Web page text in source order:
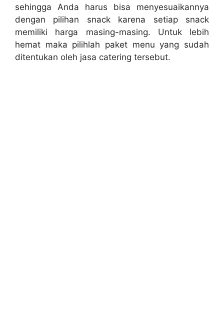
sehingga Anda harus bisa menyesuaikannya
dengan pilihan snack karena setiap snack
memiliki harga masing-masing. Untuk lebih
hemat maka pilihlah paket menu yang sudah
ditentukan oleh jasa catering tersebut.